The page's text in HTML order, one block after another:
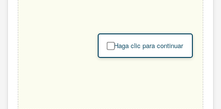
Haga clic para continuar